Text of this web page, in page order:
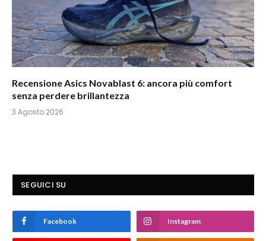
Recensione Asics Novablast 6: ancora più comfort
senza perdere brillantezza
3 Agosto 2026
SEGUICI SU
Facebook Instagram